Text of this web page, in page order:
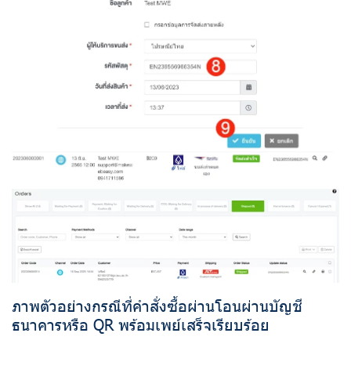
ภาพตัวอย่างกรณีที่คำสั่งซื้อผ่านโอนผ่านบัญชี
ธนาคารหรือ QR พร้อมเพย์เสร็จเรียบร้อย